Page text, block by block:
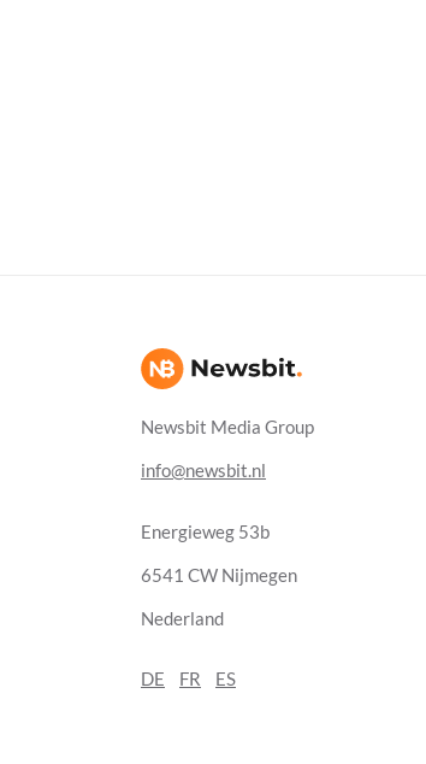
Newsbit Media Group
info@newsbit.nl
Energieweg 53b
6541 CW Nijmegen
Nederland
DE FR ES